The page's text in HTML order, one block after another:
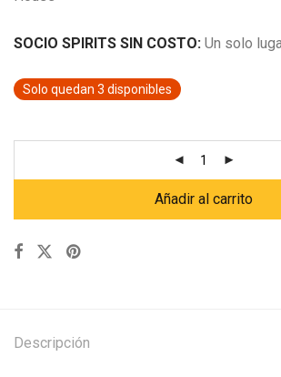
SOCIO SPIRITS SIN COSTO: Un solo
Solo quedan 3 disponibles
Añadir al carrito
Descripción